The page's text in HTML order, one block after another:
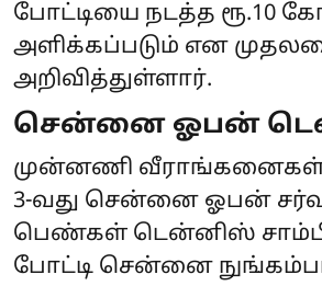
போட்டியை நடத்த ரூ.10
அளிக்கப்படும் என
அறிவித்துள்ளார்.
சென்னை ஓபன்
முன்னணி வீராங்கனைகள்
3-வது சென்னை ஓபன்
பெண்கள் டென்னிஸ்
போட்டி சென்னை